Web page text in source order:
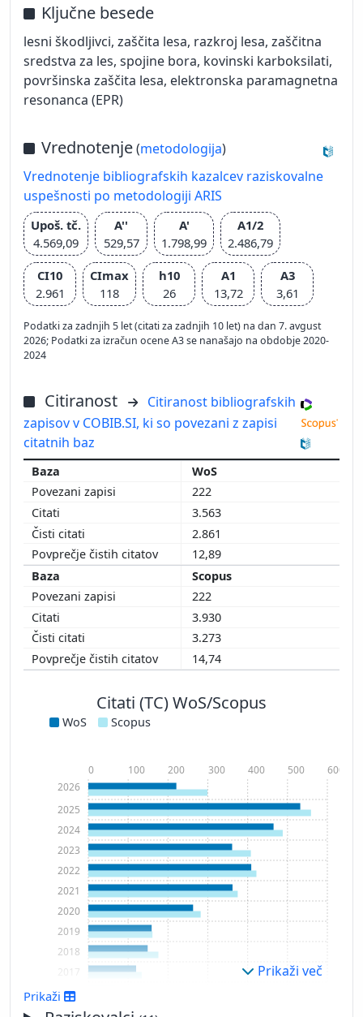
Ključne besede
lesni škodljivci, zaščita lesa, razkroj lesa, zaščitna
sredstva za les, spojine bora, kovinski karboksilati,
površinska zaščita lesa, elektronska paramagnetna
resonanca (EPR)
Vrednotenje(metodologija)
Vrednotenje bibliografskih kazalcev raziskovalne
uspešnosti po metodologiji ARIS
Upoš. tč.
4.569,09
A''
529,57
A'
1.798,99
A1/2
2.486,79
CI10
2.961
CImax
118
h10
26
A1
13,72
A3
3,61
Podatki za zadnjih 5 let (citati za zadnjih 10 let) na dan 7. avgust
2026; Podatki za izračun ocene A3 se nanašajo na obdobje 2020-
2024
Citiranost
Citiranost bibliografskih
zapisov v COBIB.SI, ki so povezani z zapisi
citatnih baz
WoS
222
3.563
2.861
12,89
Scopus
222
3.930
3.273
14,74
Citati (TC) WoS/Scopus
WoS Scopus
2015
2016
2017
2018
2019
2020
2021
2022
2023
2024
2025
2026
0 100 200 300 400 500 600
Prikaži več
Prikaži